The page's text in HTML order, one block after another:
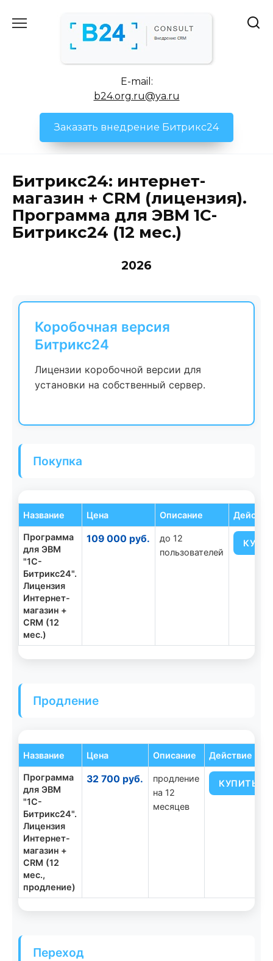
E-mail:
b24.org.ru@ya.ru
Заказать внедрение Битрикс24
Битрикс24: интернет-
магазин + CRM (лицензия).
Программа для ЭВМ 1С-
Битрикс24 (12 мес.)
2026
Коробочная версия
Битрикс24
Лицензии коробочной версии для
установки на собственный сервер.
Покупка
Название Цена Описание
Программа
для ЭВМ
"1С-
Битрикс24".
Лицензия
Интернет-
магазин +
CRM (12
мес.)
109 000 руб.
до 12
пользователей
Продление
Название Цена Описание Действие
Программа
для ЭВМ
"1С-
Битрикс24".
Лицензия
Интернет-
магазин +
CRM (12
мес.,
продление)
32 700 руб.
продление
на 12
месяцев
КУПИТЬ
Переход